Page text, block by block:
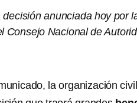
decisión anunciada hoy por
Consejo Nacional de
la organización